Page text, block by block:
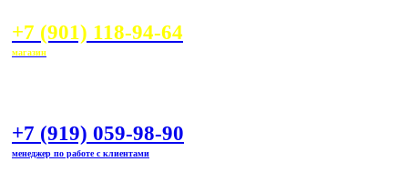
+7 (901) 118-94-64
магазин
+7 (919) 059-98-90
менеджер по работе с клиентами